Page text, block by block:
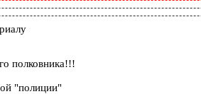
полковника!!!
"полиции"